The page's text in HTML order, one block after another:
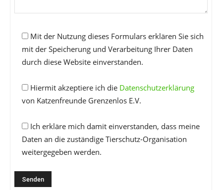
Mit der Nutzung dieses Formulars erklären Sie sich
mit der Speicherung und Verarbeitung Ihrer Daten
durch diese Website einverstanden.
Hiermit akzeptiere ich die Datenschutzerklärung
von Katzenfreunde Grenzenlos E.V.
Ich erkläre mich damit einverstanden, dass meine
Daten an die zuständige Tierschutz-Organisation
weitergegeben werden.